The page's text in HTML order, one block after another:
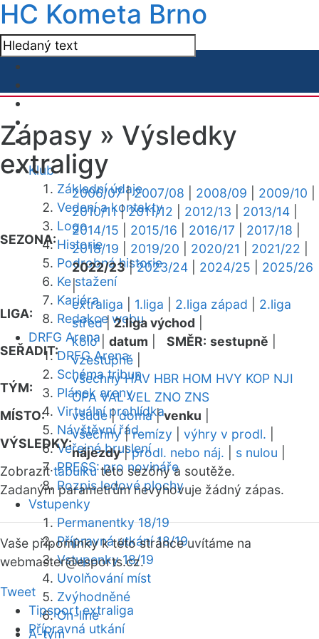
HC Kometa Brno
Klub
Základní údaje
Vedení a kontakty
Logo
Historie
Podrobná historie
Ke stažení
Kariéra
Redakce webu
DRFG Arena
DRFG Arena
Schéma tribun
Plánek areny
Virtuální prohlídka
Návštěvní řád
Veřejné bruslení
PRESS: pro novináře
Rozpis ledové plochy
Vstupenky
Permanentky 18/19
Přípravná utkání 18/19
Vstupenky 18/19
Uvolňování míst
Zvýhodněné
On-line
A-tým
Zápasy » Výsledky
extraligy
SEZONA:
2006/07|2007/08 2008/09 2009/10
2010/11|2011/12 2012/13 2013/14
2014/15
2015/16 2016/17 2017/18
2018/19
2019/20 2020/21 2021/22
2022/23|2023/24 2024/25
2025/26
|
LIGA:
extraliga 1.liga 2.liga západ
2.liga
střed|2.liga východ
SEŘADIT:
kolo| datum SMĚR: sestupně
vzestupně
TÝM:
všechny HAV HBR HOM HVY KOP NJI
OPA VAL VEL ZNO ZNS
MÍSTO:
všude|doma|venku
VÝSLEDKY:
všechny|remízy výhry v prodl.
nájezdy|prodl. nebo náj. s nulou
Zobrazittabulkutéto sezóny a soutěže.
Zadaným parametrům nevyhovuje žádný zápas.
Vaše připomínky k této stránce uvítáme na
webmaster@esports.cz.
Tweet
Tipsport extraliga
Přípravná utkání